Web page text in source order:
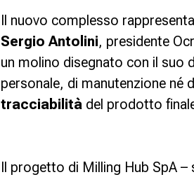
Il nuovo complesso
Sergio Antolini, presidente
un molino disegnato con il suo
personale, di manutenzione né
tracciabilità del prodotto
Il progetto di Milling Hub SpA –